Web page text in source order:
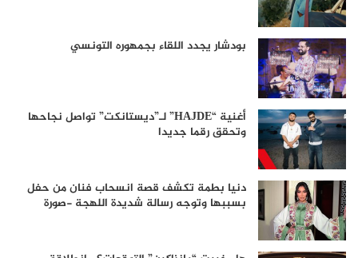
بودشار يجدد اللقاء بجمهوره التونسي
أغنية “HAJDE” لـ”ديستانكت” تواصل نجاحها
وتحقق رقما جديدا
دنيا بطمة تكشف قصة انسحاب فنان من حفل
بسببها وتوجه رسالة شديدة اللهجة -صورة